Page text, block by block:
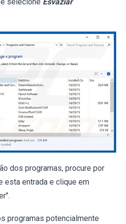
dos programas, procure por
esta entrada e clique em
programas potencialmente